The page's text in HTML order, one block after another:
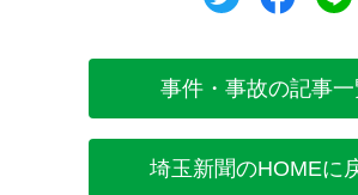
事件・事故の記事一
埼玉新聞のHOMEに